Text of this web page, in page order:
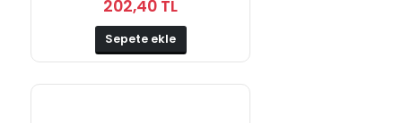
202,40 TL
Sepete ekle